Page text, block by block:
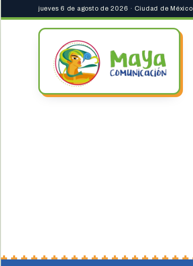
jueves 6 de agosto de 2026 · Ciudad de México